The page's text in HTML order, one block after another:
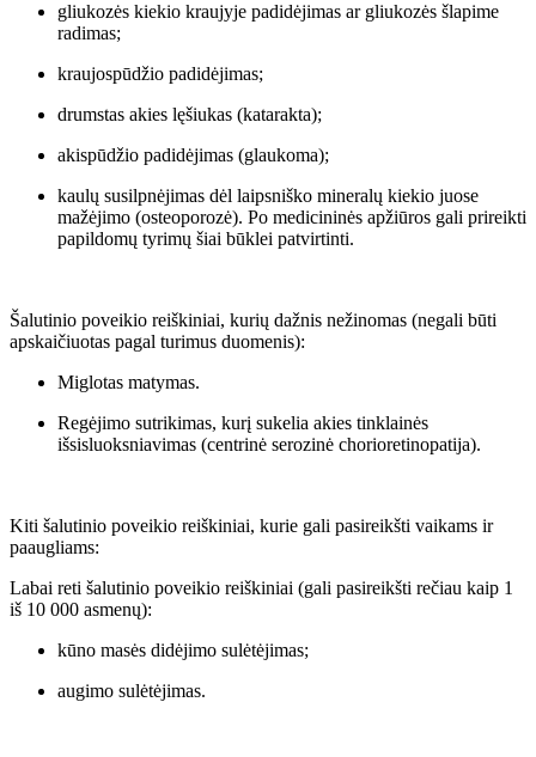
gliukozės kiekio kraujyje padidėjimas ar gliukozės šlapime
radimas;
kraujospūdžio padidėjimas;
drumstas akies lęšiukas (katarakta);
akispūdžio padidėjimas (glaukoma);
kaulų susilpnėjimas dėl laipsniško mineralų kiekio juose
mažėjimo (osteoporozė). Po medicininės apžiūros gali prireikti
papildomų tyrimų šiai būklei patvirtinti.
Šalutinio poveikio reiškiniai, kurių dažnis nežinomas (negali būti
apskaičiuotas pagal turimus duomenis):
Miglotas matymas.
Regėjimo sutrikimas, kurį sukelia akies tinklainės
išsisluoksniavimas (centrinė serozinė chorioretinopatija).
Kiti šalutinio poveikio reiškiniai, kurie gali pasireikšti vaikams ir
paaugliams:
Labai reti šalutinio poveikio reiškiniai (gali pasireikšti rečiau kaip 1
iš 10 000 asmenų):
kūno masės didėjimo sulėtėjimas;
augimo sulėtėjimas.